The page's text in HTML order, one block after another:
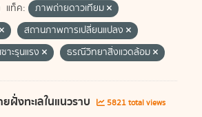
แท็ค:
ภาพถ่ายดาวเทียม
สถานภาพการเปลี่ยนแปลง
าะรุนแรง ธรณีวิทยาสิ่งแวดล้อม
ฝั่งทะเลในแนวราบ
5821 total views